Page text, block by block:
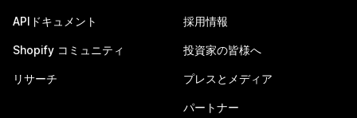
APIドキュメント
Shopify コミュニティ
リサーチ
採用情報
投資家の皆様へ
プレスとメディア
パートナー